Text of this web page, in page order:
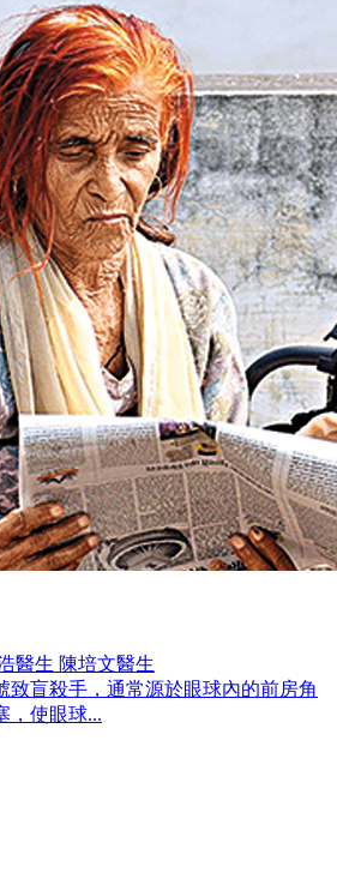
醫生 陳培文醫生
致盲殺手，通常源於眼球內的前房角
，使眼球...